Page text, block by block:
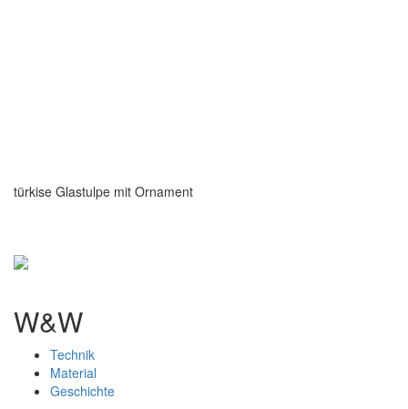
türkise Glastulpe mit Ornament
W&W
Technik
Material
Geschichte